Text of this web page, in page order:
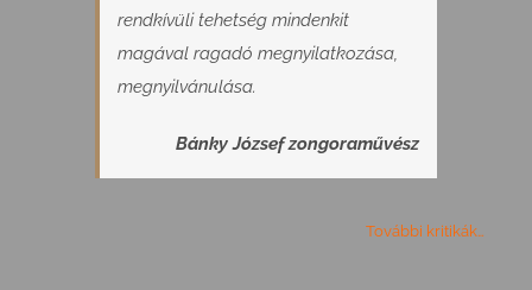
rendkívüli tehetség mindenkit
magával ragadó megnyilatkozása,
megnyilvánulása.
Bánky József zongoraművész
További kritikák…